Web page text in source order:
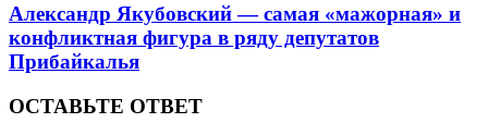
Александр Якубовский — самая «мажорная» и
конфликтная фигура в ряду депутатов
Прибайкалья
ОСТАВЬТЕ ОТВЕТ